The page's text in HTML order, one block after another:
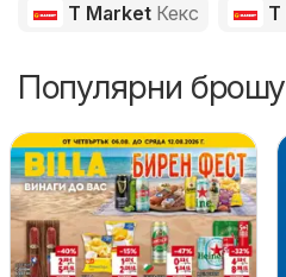
T Market Кекс T
Популярни